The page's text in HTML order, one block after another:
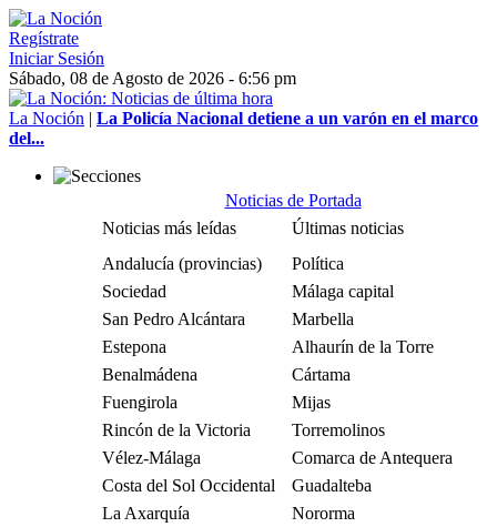
Regístrate
Iniciar Sesión
Sábado, 08 de Agosto de 2026 - 6:56 pm
La Noción | La Policía Nacional detiene a un varón en el marco
del...
Noticias de Portada
Noticias más leídas
Últimas noticias
Andalucía (provincias)
Política
Sociedad
Málaga capital
San Pedro Alcántara
Marbella
Estepona
Alhaurín de la Torre
Benalmádena
Cártama
Fuengirola
Mijas
Rincón de la Victoria
Torremolinos
Vélez-Málaga
Comarca de Antequera
Costa del Sol Occidental
Guadalteba
La Axarquía
Nororma